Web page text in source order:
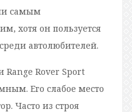
самым
хотя он пользуется
автолюбителей.
Range Rover Sport
Его слабое место
Часто из строя